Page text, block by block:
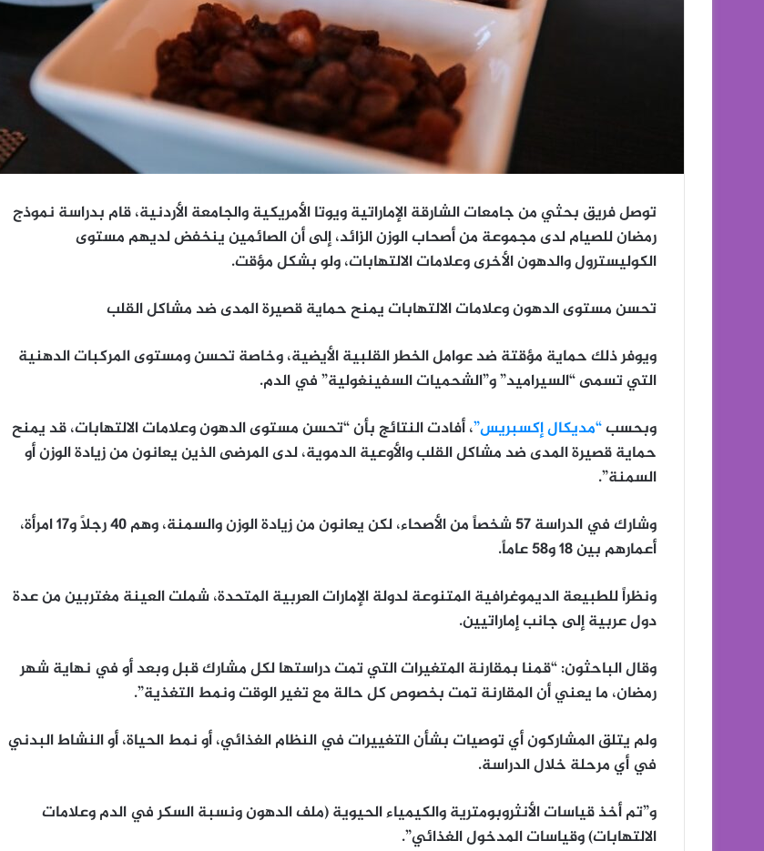
توصل فريق بحثي من جامعات الشارقة الإماراتية ويوتا الأمريكية والجامعة الأردنية، قام بدراسة نموذج
رمضان للصيام لدى مجموعة من أصحاب الوزن الزائد، إلى أن الصائمين ينخفض لديهم مستوى
الكوليسترول والدهون الأخرى وعلامات الالتهابات، ولو بشكل مؤقت.
تحسن مستوى الدهون وعلامات الالتهابات يمنح حماية قصيرة المدى ضد مشاكل القلب
ويوفر ذلك حماية مؤقتة ضد عوامل الخطر القلبية الأيضية، وخاصة تحسن ومستوى المركبات الدهنية
التي تسمى “السيراميد” و”الشحميات السفينغولية” في الدم.
وبحسب“مديكال إكسبريس”، أفادت النتائج بأن “تحسن مستوى الدهون وعلامات الالتهابات، قد يمنح
حماية قصيرة المدى ضد مشاكل القلب والأوعية الدموية، لدى المرضى الذين يعانون من زيادة الوزن أو
السمنة”.
وشارك في الدراسة 57 شخصاً من الأصحاء، لكن يعانون من زيادة الوزن والسمنة، وهم 40 رجلاً و17 امرأة،
أعمارهم بين 18 و58 عاماً.
ونظراً للطبيعة الديموغرافية المتنوعة لدولة الإمارات العربية المتحدة، شملت العينة مغتربين من عدة
دول عربية إلى جانب إماراتيين.
وقال الباحثون: “قمنا بمقارنة المتغيرات التي تمت دراستها لكل مشارك قبل وبعد أو في نهاية شهر
رمضان، ما يعني أن المقارنة تمت بخصوص كل حالة مع تغير الوقت ونمط التغذية”.
ولم يتلق المشاركون أي توصيات بشأن التغييرات في النظام الغذائي، أو نمط الحياة، أو النشاط البدني
في أي مرحلة خلال الدراسة.
و”تم أخذ قياسات الأنثروبومترية والكيمياء الحيوية (ملف الدهون ونسبة السكر في الدم وعلامات
الالتهابات) وقياسات المدخول الغذائي”.